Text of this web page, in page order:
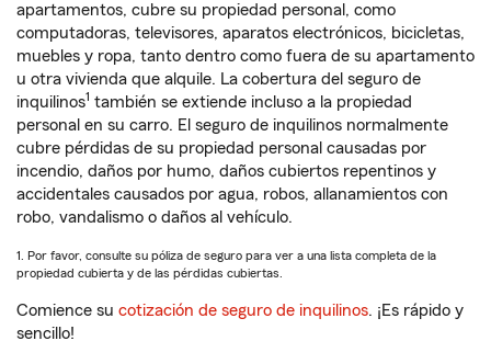
apartamentos, cubre su propiedad personal, como
computadoras, televisores, aparatos electrónicos, bicicletas,
muebles y ropa, tanto dentro como fuera de su apartamento
u otra vivienda que alquile. La cobertura del seguro de
inquilinos1 también se extiende incluso a la propiedad
personal en su carro. El seguro de inquilinos normalmente
cubre pérdidas de su propiedad personal causadas por
incendio, daños por humo, daños cubiertos repentinos y
accidentales causados por agua, robos, allanamientos con
robo, vandalismo o daños al vehículo.
1. Por favor, consulte su póliza de seguro para ver a una lista completa de la
propiedad cubierta y de las pérdidas cubiertas.
Comience su cotización de seguro de inquilinos. ¡Es rápido y
sencillo!